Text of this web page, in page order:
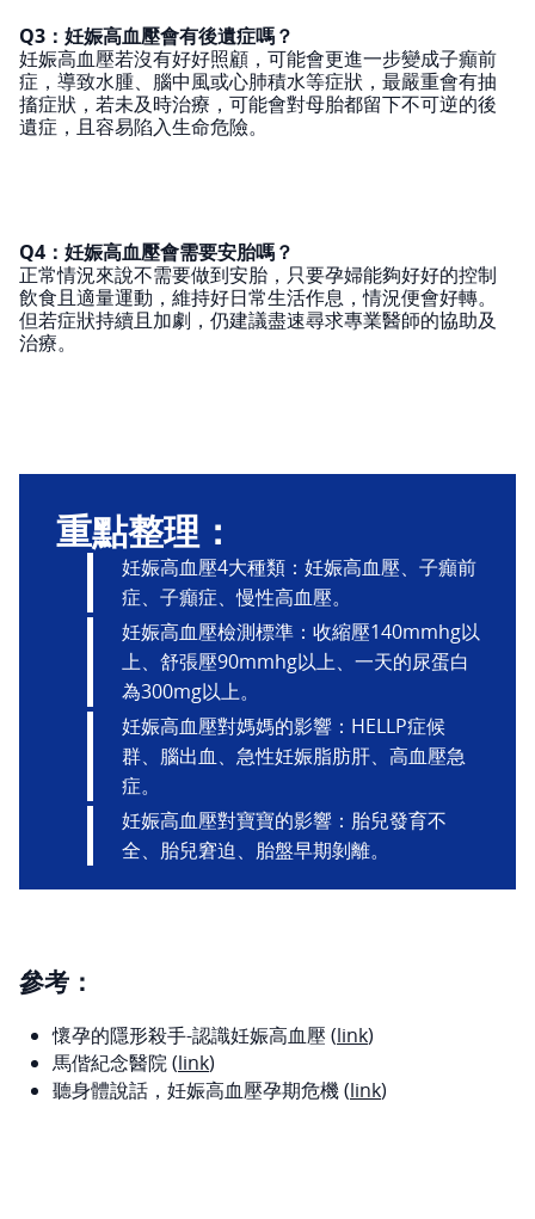
Q3：妊娠高血壓會有後遺症嗎？
妊娠高血壓若沒有好好照顧，可能會更進一步變成子癲前
症，導致水腫、腦中風或心肺積水等症狀，最嚴重會有抽
搐症狀，若未及時治療，可能會對母胎都留下不可逆的後
遺症，且容易陷入生命危險。
Q4：妊娠高血壓會需要安胎嗎？
正常情況來說不需要做到安胎，只要孕婦能夠好好的控制
飲食且適量運動，維持好日常生活作息，情況便會好轉。
但若症狀持續且加劇，仍建議盡速尋求專業醫師的協助及
治療。
重點整理：
妊娠高血壓4大種類：妊娠高血壓、子癲前
症、子癲症、慢性高血壓。
妊娠高血壓檢測標準：收縮壓140mmhg以
上、舒張壓90mmhg以上、一天的尿蛋白
為300mg以上。
妊娠高血壓對媽媽的影響：HELLP症候
群、腦出血、急性妊娠脂肪肝、高血壓急
症。
妊娠高血壓對寶寶的影響：胎兒發育不
全、胎兒窘迫、胎盤早期剝離。
參考：
懷孕的隱形殺手-認識妊娠高血壓 (link)
馬偕紀念醫院 (link)
聽身體說話，妊娠高血壓孕期危機 (link)